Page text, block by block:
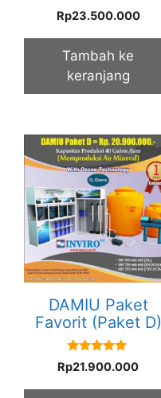
5.00
out of 5
Rp23.500.000
Tambah ke
keranjang
DAMIU Paket
Favorit (Paket D)
5.00
out of 5
Rp21.900.000